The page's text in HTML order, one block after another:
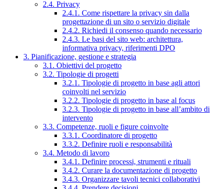
2.4. Privacy
2.4.1. Come rispettare la privacy sin dalla
progettazione di un sito o servizio digitale
2.4.2. Richiedi il consenso quando necessario
2.4.3. Le basi del sito web: architettura,
informativa privacy, riferimenti DPO
3. Pianificazione, gestione e strategia
3.1. Obiettivi del progetto
3.2. Tipologie di progetti
3.2.1. Tipologie di progetto in base agli attori
coinvolti nel servizio
3.2.2. Tipologie di progetto in base al focus
3.2.3. Tipologie di progetto in base all’ambito di
intervento
3.3. Competenze, ruoli e figure coinvolte
3.3.1. Coordinatore di progetto
3.3.2. Definire ruoli e responsabilità
3.4. Metodo di lavoro
3.4.1. Definire processi, strumenti e rituali
3.4.2. Curare la documentazione di progetto
3.4.3. Organizzare tavoli tecnici collaborativi